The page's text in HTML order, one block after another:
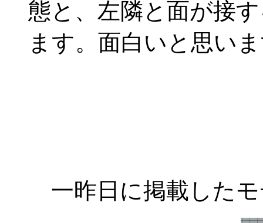
態と、左隣と面が接
ます。面白いと思い
一昨日に掲載した